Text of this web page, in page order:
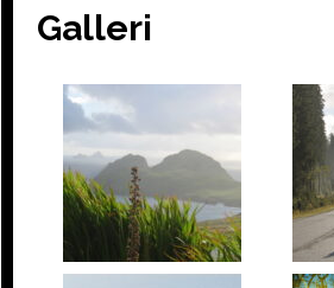
Galleri